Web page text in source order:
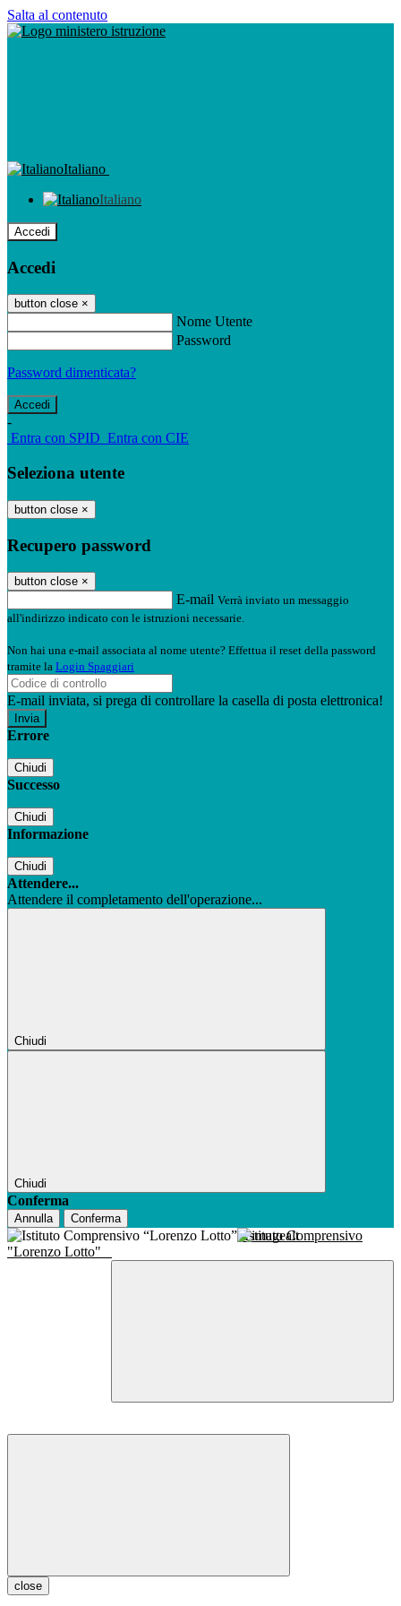
Salta al contenuto
Italiano
Italiano
Accedi
Accedi
button close ×
Nome Utente
Password
Password dimenticata?
-
Entra con SPID Entra con CIE
Seleziona utente
button close ×
Recupero password
button close ×
E-mail Verrà inviato un messaggio
all'indirizzo indicato con le istruzioni necessarie.
Non hai una e-mail associata al nome utente? Effettua il reset della password
tramite la Login Spaggiari
E-mail inviata, si prega di controllare la casella di posta elettronica!
Errore
Chiudi
Successo
Chiudi
Informazione
Chiudi
Attendere...
Attendere il completamento dell'operazione...
Chiudi
Chiudi
Conferma
Annulla Conferma
Istituto Comprensivo
"Lorenzo Lotto"
close